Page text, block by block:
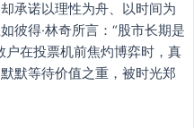
承诺以理性为舟、以时间为
彼得·林奇所言：“股市长期是
户在投票机前焦灼博弈时，真
默等待价值之重，被时光郑